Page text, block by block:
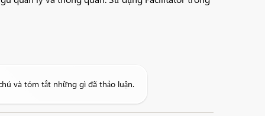
và tóm tắt những gì đã thảo luận.